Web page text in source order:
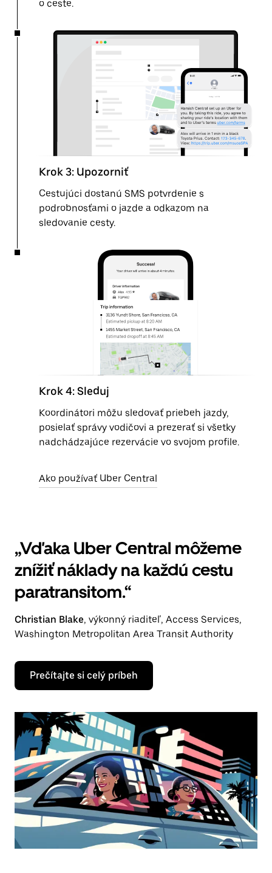
o ceste.
Krok 3: Upozorniť
Cestujúci dostanú SMS potvrdenie s
podrobnosťami o jazde a odkazom na
sledovanie cesty.
Krok 4: Sleduj
Koordinátori môžu sledovať priebeh jazdy,
posielať správy vodičovi a prezerať si všetky
nadchádzajúce rezervácie vo svojom profile.
Ako používať Uber Central
„Vďaka Uber Central môžeme
znížiť náklady na každú cestu
paratransitom.“
Christian Blake, výkonný riaditeľ, Access Services,
Washington Metropolitan Area Transit Authority
Prečítajte si celý príbeh